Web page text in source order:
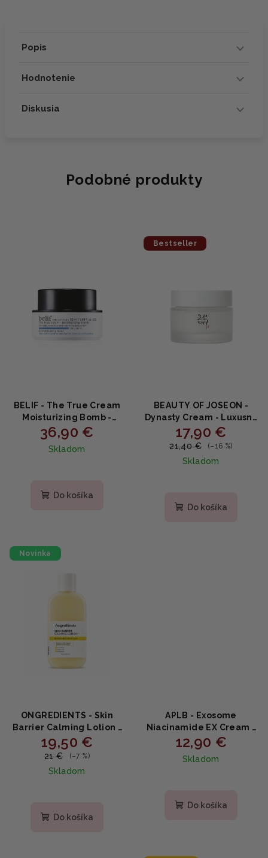
Popis
Hodnotenie
Diskusia
Podobné produkty
BELIF - The True Cream
Moisturizing Bomb -
Výživný hydratačný krém
s ovsom a nechtíkom
50ml
36,90 €
Skladom
Do košíka
Bestseller
BEAUTY OF JOSEON -
Dynasty Cream - Luxusný
výživný krém s
ženšenom,
niacínamidom a
ceramidmi 50ml
17,90 €
21,40 € (–16 %)
Skladom
produktu
Do košíka
Novinka
ONGREDIENTS - Skin
Barrier Calming Lotion -
Upokojujúce pleťové
mlieko na obnovu kožnej
peptidmi 150ml
19,50 €
21 € (–7 %)
Skladom
Do košíka
APLB - Exosome
Niacinamide EX Cream -
Rozjasňujúci a
upokojujúci krém s
exosómami a
12,90 €
Skladom
Do košíka